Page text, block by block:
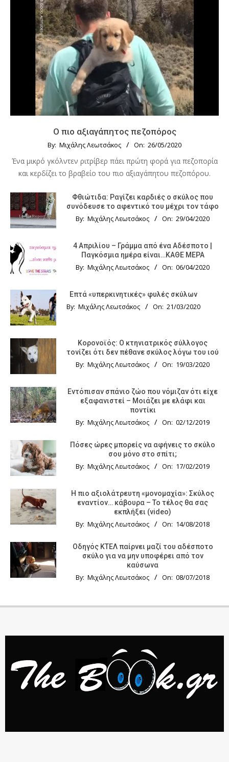
Ο πιο αξιαγάπητος πεζοπόρος
By: Μιχάλης Λεωτσάκος On: 26/05/2020
Ένα μικρό γκόλντεν ριτρίβερ πάει πρώτη φορά για πεζοπορία
και κερδίζει το βραβείο του πιο αξιαγάπητου πεζοπόρου.
Φθιώτιδα: Ραγίζει καρδιές ο σκύλος που
συνόδευσε το αφεντικό του μέχρι τον τάφο
By: Μιχάλης Λεωτσάκος On: 29/04/2020
4 Απριλίου – Γράμμα από ένα Αδέσποτο |
Παγκόσμια ημέρα είναι…ΚΑΘΕ ΜΕΡΑ
By: Μιχάλης Λεωτσάκος On: 06/04/2020
Επτά «υπερκινητικές» φυλές σκύλων
By: Μιχάλης Λεωτσάκος On: 21/03/2020
Κορονοϊός: Ο κτηνιατρικός σύλλογος
τονίζει ότι δεν πέθανε σκύλος λόγω του ιού
By: Μιχάλης Λεωτσάκος On: 19/03/2020
Εντόπισαν σπάνιο ζώο που νόμιζαν ότι είχε
εξαφανιστεί – Μοιάζει με ελάφι και
ποντίκι
By: Μιχάλης Λεωτσάκος On: 02/12/2019
Πόσες ώρες μπορείς να αφήνεις το σκύλο
σου μόνο στο σπίτι;
By: Μιχάλης Λεωτσάκος On: 17/02/2019
Η πιο αξιολάτρευτη «μονομαχία»: Σκύλος
εναντίον… κάβουρα – Το τέλος θα σας
εκπλήξει (video)
By: Μιχάλης Λεωτσάκος On: 14/08/2018
Οδηγός KTΕΛ παίρνει μαζί του αδέσποτο
σκύλο για να μην υποφέρει από τον
καύσωνα
By: Μιχάλης Λεωτσάκος On: 08/07/2018